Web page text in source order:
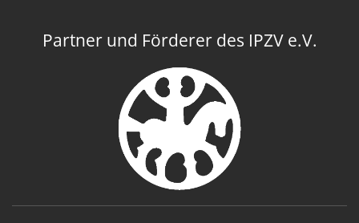
Partner und Förderer des IPZV e.V.